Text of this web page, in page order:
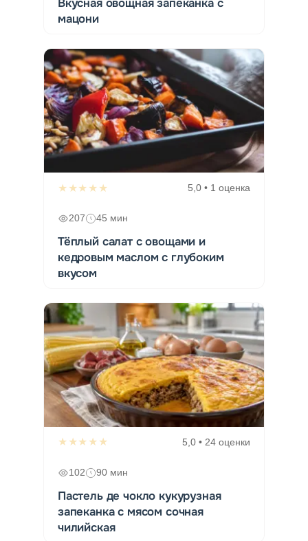
Вкусная овощная запеканка с
мацони
★★★★★ 5,0 • 1 оценка
207 45 мин
Тёплый салат с овощами и
кедровым маслом с глубоким
вкусом
★★★★★ 5,0 • 24 оценки
102 90 мин
Пастель де чокло кукурузная
запеканка с мясом сочная
чилийская